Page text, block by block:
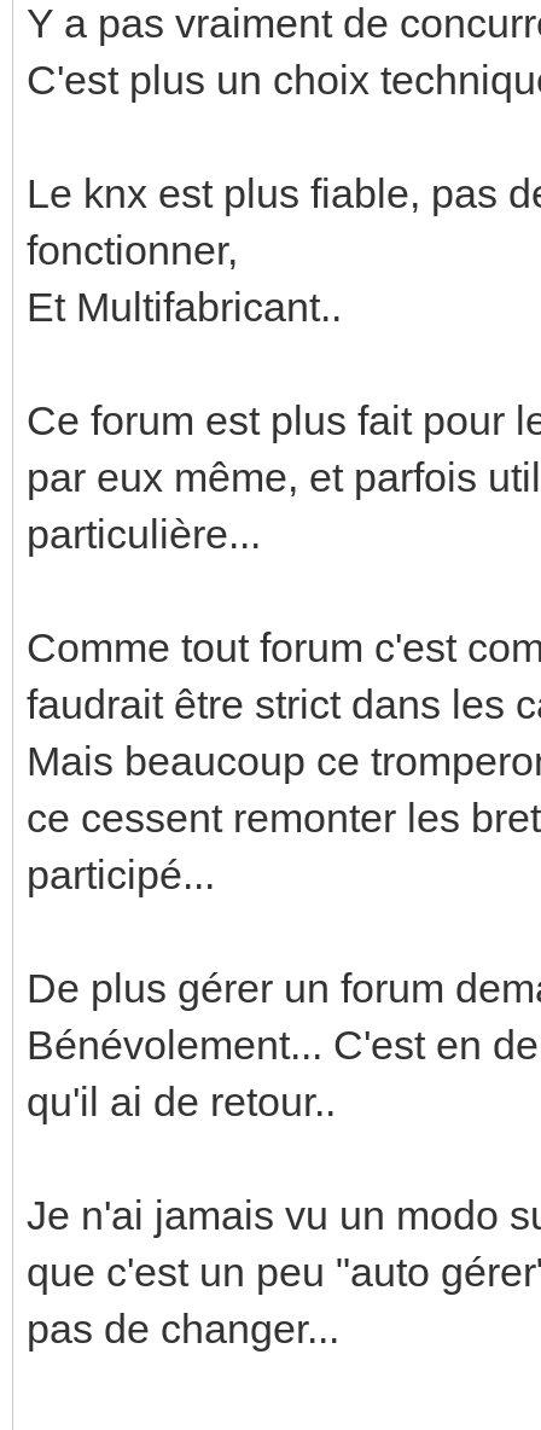
Y a pas vraiment de
C'est plus un choix
Le knx est plus fiable, pas
fonctionner,
Et Multifabricant..
Ce forum est plus fait pour
par eux même, et parfois
particulière...
Comme tout forum c'est
faudrait être strict dans les
Mais beaucoup ce
ce cessent remonter les
participé...
De plus gérer un forum
Bénévolement... C'est en
qu'il ai de retour..
Je n'ai jamais vu un modo
que c'est un peu "auto
pas de changer...